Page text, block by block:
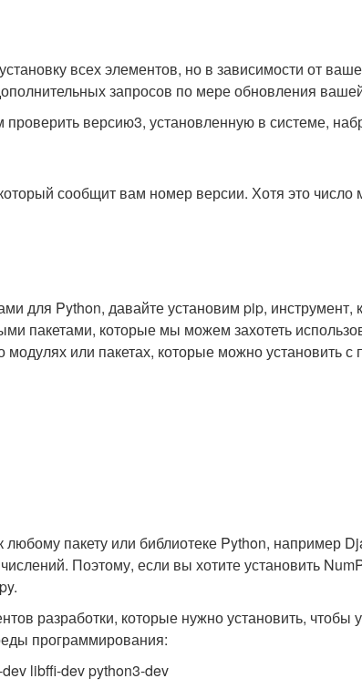
всех элементов, но в зависимости от
запросов по мере обновления
версию3, установленную в системе,
сообщит вам номер версии. Хотя это число
для Python, давайте установим pip, инструмент,
пакетами, которые мы можем захотеть
или пакетах, которые можно установить
любому пакету или библиотеке Python, например
Поэтому, если вы хотите установить
.
разработки, которые нужно установить, чтобы
программирования:
libffi-dev python3-dev